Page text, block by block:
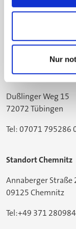
Nur
Tel: 05205 74-2558
Standort Tübingen
Dußlinger Weg 15
72072 Tübingen
Tel: 07071 795286
Standort Chemnitz
Annaberger Straße
09125 Chemnitz
Tel:+49 371